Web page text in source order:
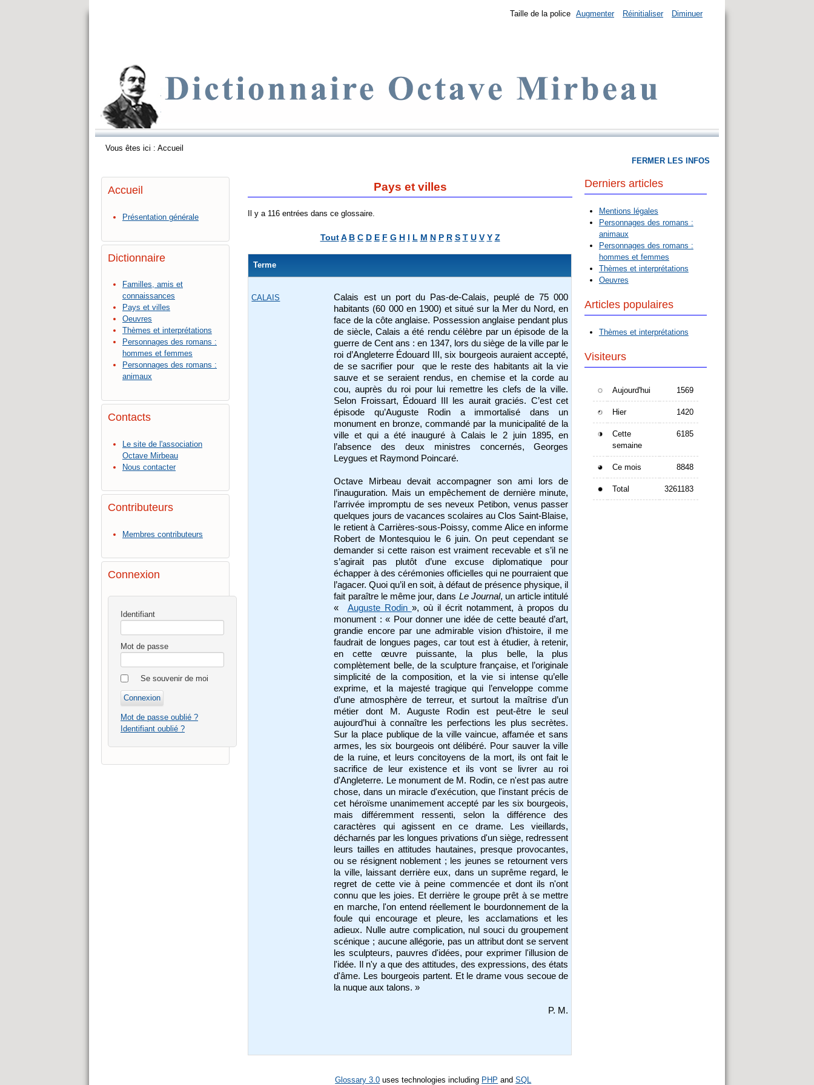
Taille de la police Augmenter Réinitialiser Diminuer
Vous êtes ici : Accueil
Accueil
Présentation générale
Dictionnaire
Familles, amis et
connaissances
Pays et villes
Oeuvres
Thèmes et interprétations
Personnages des romans :
hommes et femmes
Personnages des romans :
animaux
Contacts
Le site de l'association
Octave Mirbeau
Nous contacter
Contributeurs
Membres contributeurs
Connexion
Identifiant
Mot de passe
Se souvenir de moi
Mot de passe oublié ?
Identifiant oublié ?
Pays et villes
Il y a 116 entrées dans ce glossaire.
Tout A B C D E F G H I L M N P R S T U V Y Z
Terme
CALAIS
Calais est un port du Pas-de-Calais, peuplé de 75 000
habitants (60 000 en 1900) et situé sur la Mer du Nord, en
face de la côte anglaise. Possession anglaise pendant plus
de siècle, Calais a été rendu célèbre par un épisode de la
guerre de Cent ans : en 1347, lors du siège de la ville par le
roi d’Angleterre Édouard III, six bourgeois auraient accepté,
de se sacrifier pour que le reste des habitants ait la vie
sauve et se seraient rendus, en chemise et la corde au
cou, auprès du roi pour lui remettre les clefs de la ville.
Selon Froissart, Édouard III les aurait graciés. C’est cet
épisode qu’Auguste Rodin a immortalisé dans un
monument en bronze, commandé par la municipalité de la
ville et qui a été inauguré à Calais le 2 juin 1895, en
l’absence des deux ministres concernés, Georges
Leygues et Raymond Poincaré.
Octave Mirbeau devait accompagner son ami lors de
l’inauguration. Mais un empêchement de dernière minute,
l’arrivée impromptu de ses neveux Petibon, venus passer
quelques jours de vacances scolaires au Clos Saint-Blaise,
le retient à Carrières-sous-Poissy, comme Alice en informe
Robert de Montesquiou le 6 juin. On peut cependant se
demander si cette raison est vraiment recevable et s’il ne
s’agirait pas plutôt d’une excuse diplomatique pour
échapper à des cérémonies officielles qui ne pourraient que
l’agacer. Quoi qu’il en soit, à défaut de présence physique, il
fait paraître le même jour, dans Le Journal, un article intitulé
«
Auguste Rodin », où il écrit notamment, à propos du
monument : « Pour donner une idée de cette beauté d’art,
grandie encore par une admirable vision d’histoire, il me
faudrait de longues pages, car tout est à étudier, à retenir,
en cette œuvre puissante, la plus belle, la plus
complètement belle, de la sculpture française, et l’originale
simplicité de la composition, et la vie si intense qu’elle
exprime, et la majesté tragique qui l’enveloppe comme
d’une atmosphère de terreur, et surtout la maîtrise d’un
métier dont M. Auguste Rodin est peut-être le seul
aujourd’hui à connaître les perfections les plus secrètes.
Sur la place publique de la ville vaincue, affamée et sans
armes, les six bourgeois ont délibéré. Pour sauver la ville
de la ruine, et leurs concitoyens de la mort, ils ont fait le
sacrifice de leur existence et ils vont se livrer au roi
d'Angleterre. Le monument de M. Rodin, ce n'est pas autre
chose, dans un miracle d'exécution, que l'instant précis de
cet héroïsme unanimement accepté par les six bourgeois,
mais différemment ressenti, selon la différence des
caractères qui agissent en ce drame. Les vieillards,
décharnés par les longues privations d'un siège, redressent
leurs tailles en attitudes hautaines, presque provocantes,
ou se résignent noblement ; les jeunes se retournent vers
la ville, laissant derrière eux, dans un suprême regard, le
regret de cette vie à peine commencée et dont ils n'ont
connu que les joies. Et derrière le groupe prêt à se mettre
en marche, l'on entend réellement le bourdonnement de la
foule qui encourage et pleure, les acclamations et les
adieux. Nulle autre complication, nul souci du groupement
scénique ; aucune allégorie, pas un attribut dont se servent
les sculpteurs, pauvres d'idées, pour exprimer l'illusion de
l'idée. Il n'y a que des attitudes, des expressions, des états
d'âme. Les bourgeois partent. Et le drame vous secoue de
la nuque aux talons. »
P. M.
Glossary 3.0 uses technologies including PHP andSQL
FERMER LES INFOS
Derniers articles
Mentions légales
Personnages des romans :
animaux
Personnages des romans :
hommes et femmes
Thèmes et interprétations
Oeuvres
Articles populaires
Thèmes et interprétations
Visiteurs
Aujourd'hui 1569
Hier 1420
Cette
semaine
6185
Ce mois 8848
Total 3261183